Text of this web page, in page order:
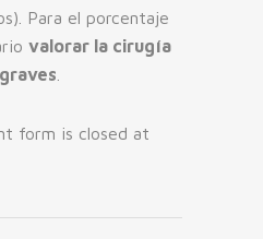
Para el porcentaje
valorar la cirugía
form is closed at